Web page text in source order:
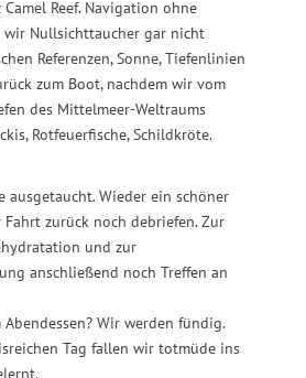
Reef. Navigation ohne
wir Nullsichttaucher gar nicht
Referenzen, Sonne, Tiefenlinien
zum Boot, nachdem wir vom
des Mittelmeer-Weltraums
Rotfeuerfische, Schildkröte.
ausgetaucht. Wieder ein schöner
Fahrt zurück noch debriefen. Zur
und zur
anschließend noch Treffen an
Wir werden fündig.
Tag fallen wir totmüde ins